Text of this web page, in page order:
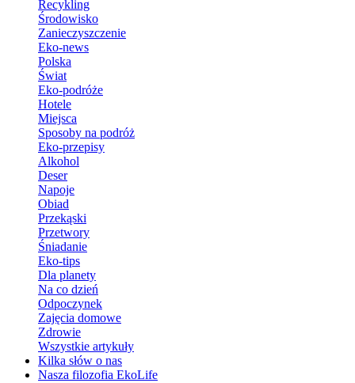
Recykling
Środowisko
Zanieczyszczenie
Eko-news
Polska
Świat
Eko-podróże
Hotele
Miejsca
Sposoby na podróż
Eko-przepisy
Alkohol
Deser
Napoje
Obiad
Przekąski
Przetwory
Śniadanie
Eko-tips
Dla planety
Na co dzień
Odpoczynek
Zajęcia domowe
Zdrowie
Wszystkie artykuły
Kilka słów o nas
Nasza filozofia EkoLife